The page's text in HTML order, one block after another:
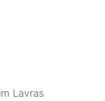
Lavras